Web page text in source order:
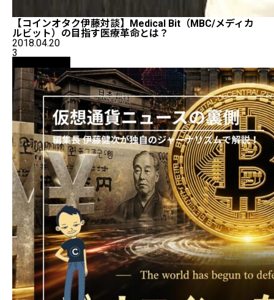
【コインオタク伊藤対談】Medical Bit（MBC/メディカ
ルビット）の目指す医療革命とは？
2018.04.20
3